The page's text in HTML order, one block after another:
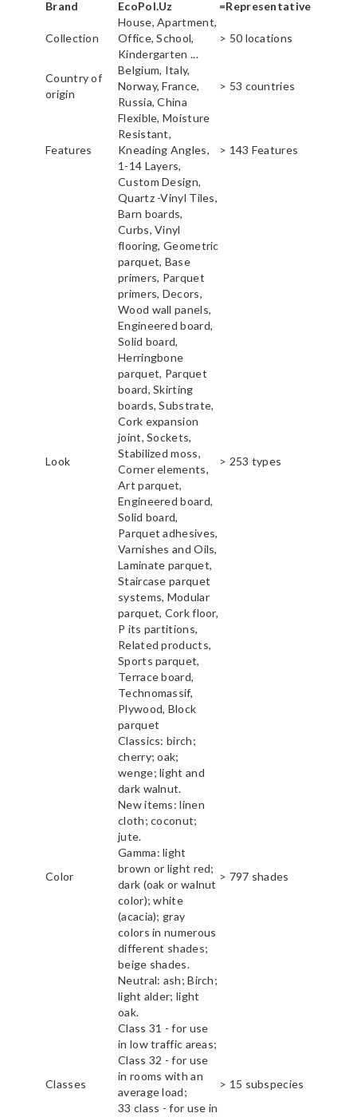
Brand EcoPol.Uz =Representative
Collection
House, Apartment,
Office, School,
Kindergarten ...
> 50 locations
Country of
origin
Belgium, Italy,
Norway, France,
Russia, China
> 53 countries
Features
Flexible, Moisture
Resistant,
Kneading Angles,
1-14 Layers,
Custom Design,
> 143 Features
Look
Quartz -Vinyl Tiles,
Barn boards,
Curbs, Vinyl
flooring, Geometric
parquet, Base
primers, Parquet
primers, Decors,
Wood wall panels,
Engineered board,
Solid board,
Herringbone
parquet, Parquet
board, Skirting
boards, Substrate,
Cork expansion
joint, Sockets,
Stabilized moss,
Corner elements,
Art parquet,
Engineered board,
Solid board,
Parquet adhesives,
Varnishes and Oils,
Laminate parquet,
Staircase parquet
systems, Modular
parquet, Cork floor,
P its partitions,
Related products,
Sports parquet,
Terrace board,
Technomassif,
Plywood, Block
parquet
> 253 types
Color
Classics: birch;
cherry; oak;
wenge; light and
dark walnut.
New items: linen
cloth; coconut;
jute.
Gamma: light
brown or light red;
dark (oak or walnut
color); white
(acacia); gray
colors in numerous
different shades;
beige shades.
Neutral: ash; Birch;
light alder; light
oak.
> 797 shades
Classes
Class 31 - for use
in low traffic areas;
Class 32 - for use
in rooms with an
average load;
33 class - for use in
> 15 subspecies